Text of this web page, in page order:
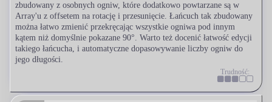
Trudność:
zbudowany z osobnych ogniw, które dodatkowo powtarzane są w
Array'u z offsetem na rotację i przesunięcie. Łańcuch tak zbudowany
można łatwo zmienić przekręcając wszystkie ogniwa pod innym
kątem niż domyślnie pokazane 90°. Warto też docenić łatwość edycji
takiego łańcucha, i automatyczne dopasowywanie liczby ogniw do
jego długości.